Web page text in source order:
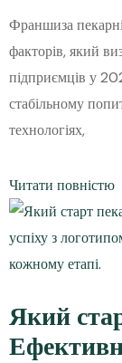
Франшиза
факторів, який
підприємців у
стабільному
технологіях,
Читати повністю
Який